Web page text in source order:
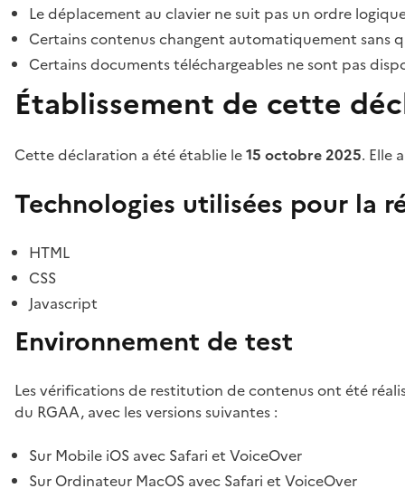
Le déplacement au clavier ne suit pas un ordre
Certains contenus changent automatiquement sans
Certains documents téléchargeables ne sont pas
Établissement de cette
Cette déclaration a été établie le15 octobre 2025. Elle
Technologies utilisées pour la
HTML
CSS
Javascript
Environnement de test
Les vérifications de restitution de contenus ont été
du RGAA, avec les versions suivantes :
Sur Mobile iOS avec Safari et VoiceOver
Sur Ordinateur MacOS avec Safari et VoiceOver